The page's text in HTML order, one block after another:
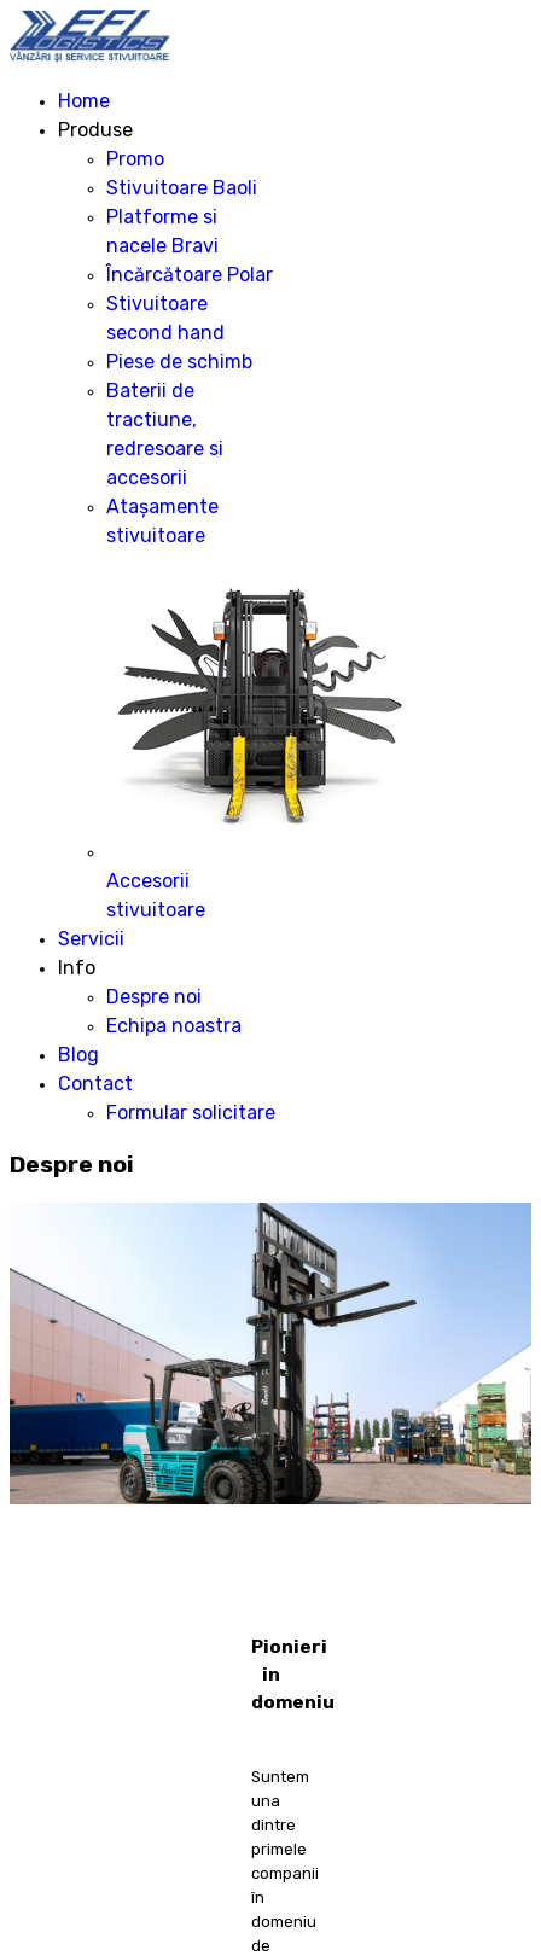
Home
Produse
Promo
Stivuitoare Baoli
Platforme si
nacele Bravi
Încărcătoare Polar
Stivuitoare
second hand
Piese de schimb
Baterii de
tractiune,
redresoare si
accesorii
Atașamente
stivuitoare
Accesorii
stivuitoare
Servicii
Info
Despre noi
Echipa noastra
Blog
Contact
Formular solicitare
Despre noi
Pionieri
in
domeniu
Suntem
una
dintre
primele
companii
în
domeniu
de